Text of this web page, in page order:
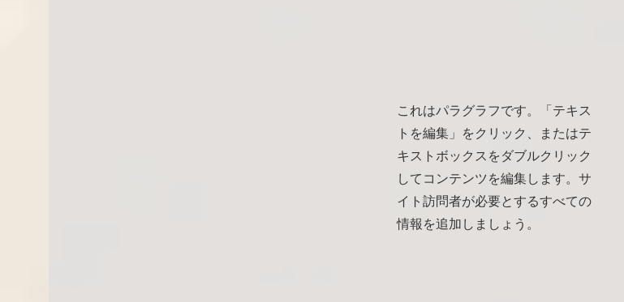
これはパラグラフです。「テキス
トを編集」をクリック、またはテ
キストボックスをダブルクリック
してコンテンツを編集します。サ
イト訪問者が必要とするすべての
情報を追加しましょう。